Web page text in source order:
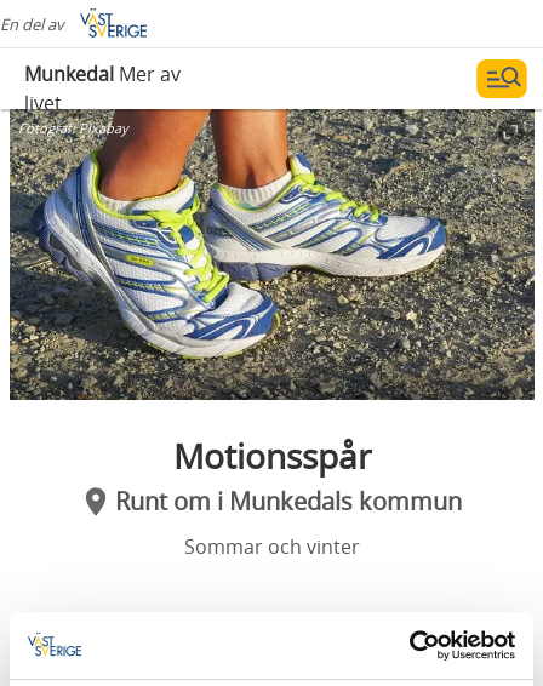
En del av
Munkedal Mer av
livet
Fotograf:Pixabay
Motionsspår
Runt om i Munkedals kommun
Sommar och vinter
I Munkedals kommun finns motionsspår i Munkedal,